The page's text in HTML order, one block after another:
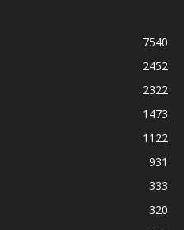
7540
2452
2322
1473
1122
931
333
320